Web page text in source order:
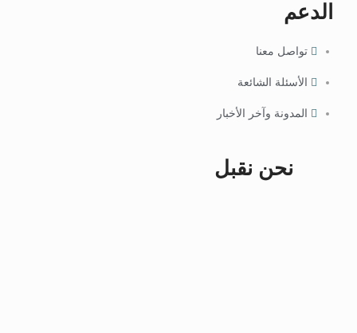
الدعم
تواصل معنا
الأسئلة الشائعة
المدونة وآخر الأخبار
نحن نقبل